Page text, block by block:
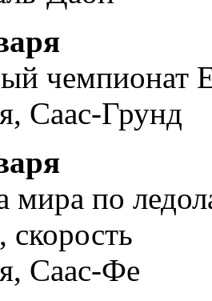
чемпионат
Саас-Грунд
мира по
скорость
Саас-Фе